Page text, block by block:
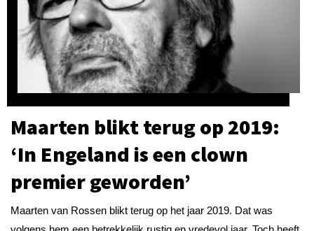
Maarten blikt terug op 2019:
‘In Engeland is een clown
premier geworden’
Maarten van Rossen blikt terug op het jaar 2019. Dat was